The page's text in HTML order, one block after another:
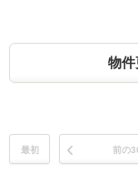
物
最初 前の